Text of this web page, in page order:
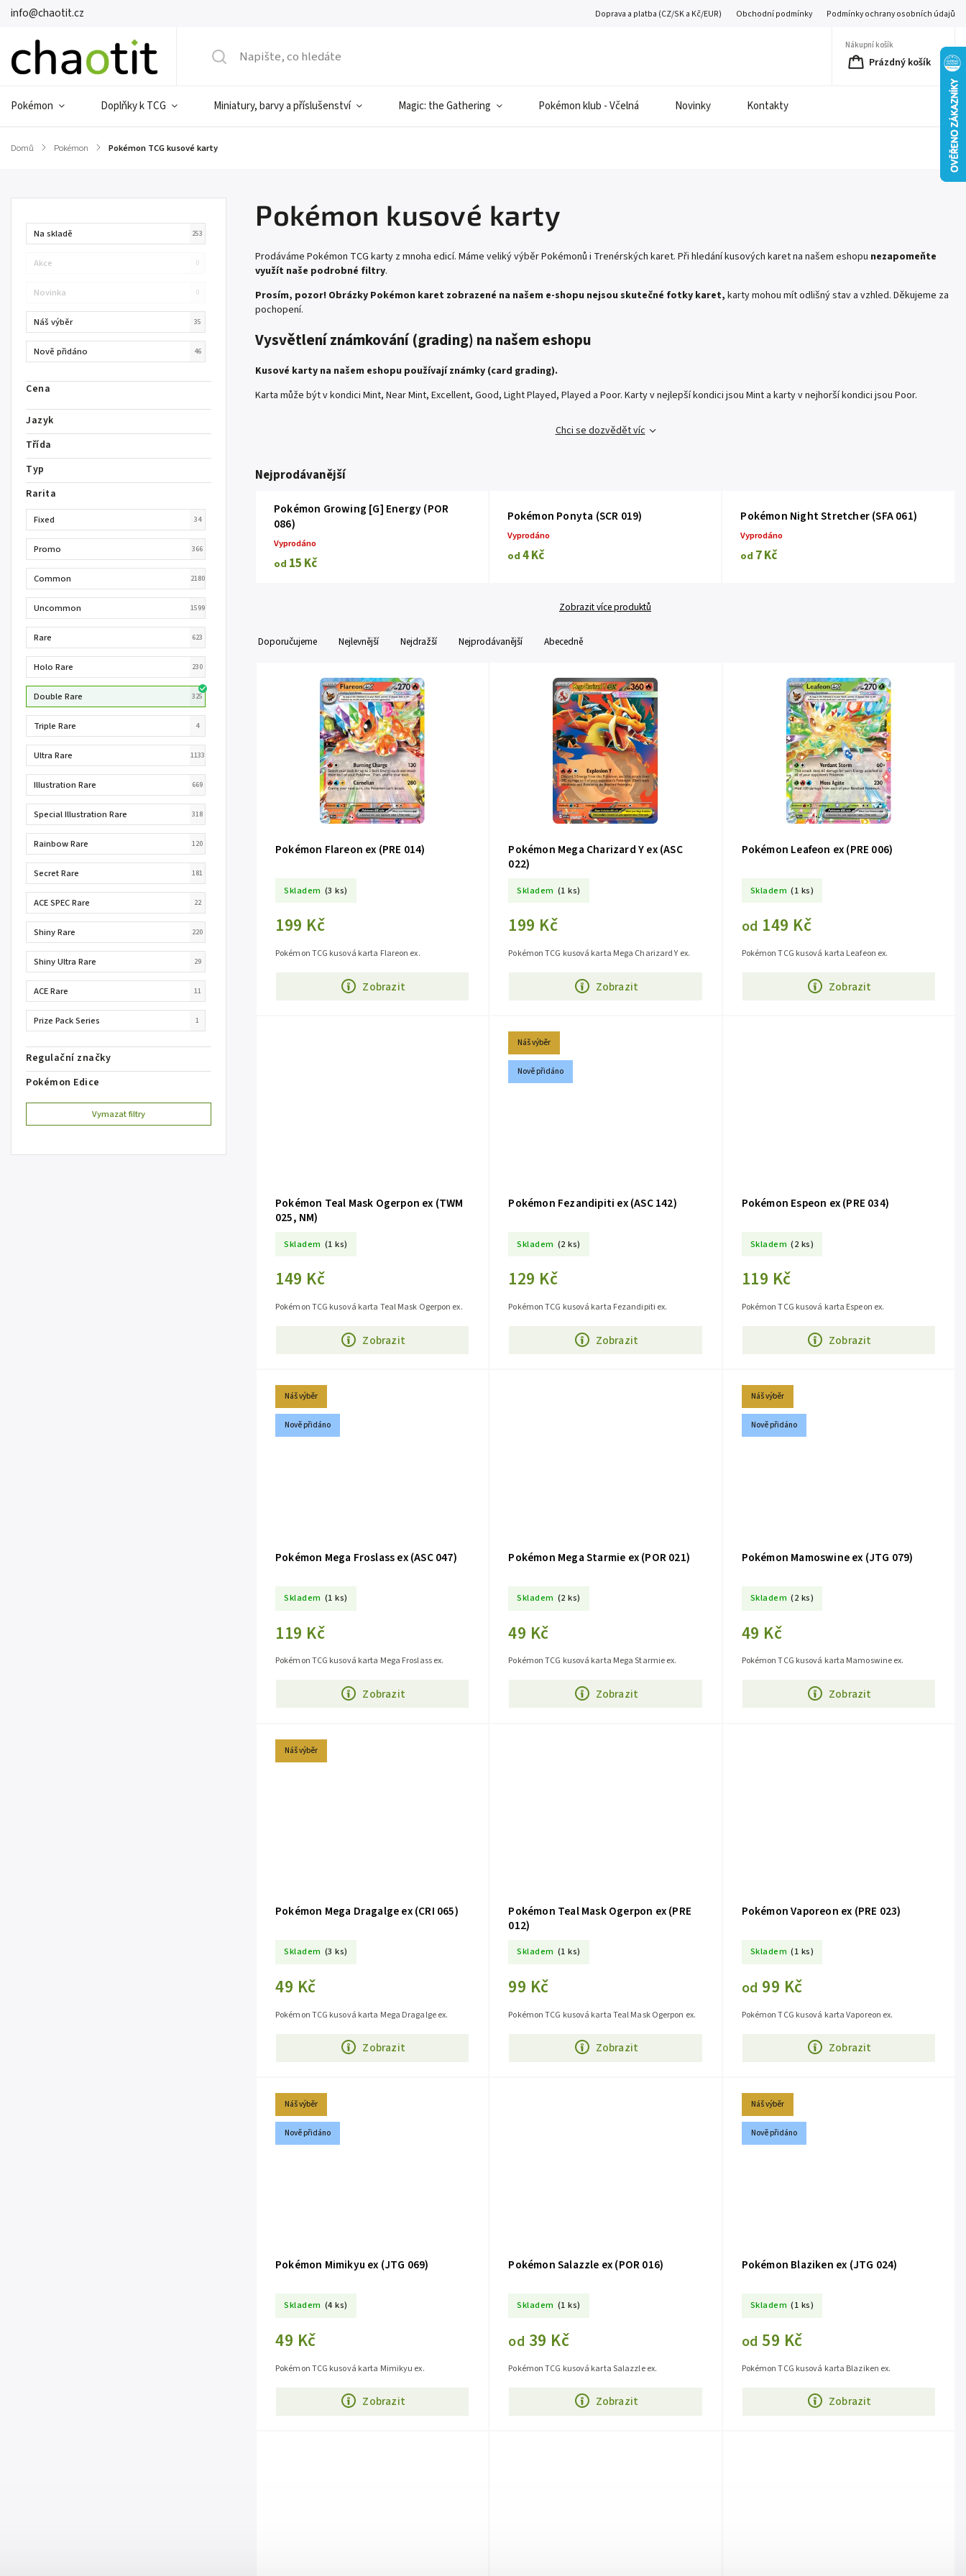
info@chaotit.cz Doprava a platba (CZ/SK a Kč/EUR) Obchodní podmínky Podmínky ochrany osobních údajů
Nákupní košík
Prázdný košík
Pokémon Doplňky k TCG Miniatury, barvy a příslušenství Magic: the Gathering Pokémon klub - Včelná Novinky Kontakty
Domů / Pokémon / Pokémon TCG kusové karty
Na skladě 253
Akce 0
Novinka 0
Náš výběr 35
Nově přidáno 46
Cena
Jazyk
Třída
Typ
Rarita
Fixed 34
Promo 366
Common 2180
Uncommon 1599
Rare 623
Holo Rare 230
Double Rare 325
Triple Rare 4
Ultra Rare 1133
Illustration Rare 669
Special Illustration Rare 318
Rainbow Rare 120
Secret Rare 181
ACE SPEC Rare 22
Shiny Rare 220
Shiny Ultra Rare 29
ACE Rare 11
Prize Pack Series 1
Regulační značky
Pokémon Edice
Vymazat filtry
Pokémon kusové karty
Prodáváme Pokémon TCG karty z mnoha edicí. Máme veliký výběr Pokémonů i Trenérských karet. Při hledání kusových karet na našem eshopu nezapomeňte
využít naše podrobné filtry.
Prosím, pozor! Obrázky Pokémon karet zobrazené na našem e-shopu nejsou skutečné fotky karet, karty mohou mít odlišný stav a vzhled. Děkujeme za
pochopení.
Vysvětlení známkování (grading) na našem eshopu
Kusové karty na našem eshopu používají známky (card grading).
Karta může být v kondici Mint, Near Mint, Excellent, Good, Light Played, Played a Poor. Karty v nejlepší kondici jsou Mint a karty v nejhorší kondici jsou Poor.
Chci se dozvědět víc
Nejprodávanější
Pokémon Growing [G] Energy (POR
086)
Vyprodáno
od 15 Kč
Pokémon Ponyta (SCR 019)
Vyprodáno
od 4 Kč
Pokémon Night Stretcher (SFA 061)
Vyprodáno
od 7 Kč
Zobrazit více produktů
Doporučujeme Nejlevnější Nejdražší Nejprodávanější Abecedně
Pokémon Flareon ex (PRE 014)
Skladem (3 ks)
199 Kč
Zobrazit
Pokémon TCG kusová karta Flareon ex.
Pokémon Mega Charizard Y ex (ASC
022)
Skladem (1 ks)
199 Kč
Zobrazit
Pokémon TCG kusová karta Mega Charizard Y ex.
Pokémon Leafeon ex (PRE 006)
Skladem (1 ks)
od 149 Kč
Zobrazit
Pokémon TCG kusová karta Leafeon ex.
Pokémon Teal Mask Ogerpon ex (TWM
025, NM)
Skladem (1 ks)
149 Kč
Zobrazit
Pokémon TCG kusová karta Teal Mask Ogerpon ex.
Náš výběr
Nově přidáno
Pokémon Fezandipiti ex (ASC 142)
Skladem (2 ks)
129 Kč
Zobrazit
Pokémon TCG kusová karta Fezandipiti ex.
Pokémon Espeon ex (PRE 034)
Skladem (2 ks)
119 Kč
Zobrazit
Pokémon TCG kusová karta Espeon ex.
Náš výběr
Nově přidáno
Pokémon Mega Froslass ex (ASC 047)
Skladem (1 ks)
119 Kč
Zobrazit
Pokémon TCG kusová karta Mega Froslass ex.
Pokémon Mega Starmie ex (POR 021)
Skladem (2 ks)
49 Kč
Zobrazit
Pokémon TCG kusová karta Mega Starmie ex.
Náš výběr
Nově přidáno
Pokémon Mamoswine ex (JTG 079)
Skladem (2 ks)
49 Kč
Zobrazit
Pokémon TCG kusová karta Mamoswine ex.
Náš výběr
Pokémon Mega Dragalge ex (CRI 065)
Skladem (3 ks)
49 Kč
Zobrazit
Pokémon TCG kusová karta Mega Dragalge ex.
Pokémon Teal Mask Ogerpon ex (PRE
012)
Skladem (1 ks)
99 Kč
Zobrazit
Pokémon TCG kusová karta Teal Mask Ogerpon ex.
Pokémon Vaporeon ex (PRE 023)
Skladem (1 ks)
od 99 Kč
Zobrazit
Pokémon TCG kusová karta Vaporeon ex.
Náš výběr
Nově přidáno
Pokémon Mimikyu ex (JTG 069)
Skladem (4 ks)
49 Kč
Zobrazit
Pokémon TCG kusová karta Mimikyu ex.
Pokémon Salazzle ex (POR 016)
Skladem (1 ks)
od 39 Kč
Zobrazit
Pokémon TCG kusová karta Salazzle ex.
Náš výběr
Nově přidáno
Pokémon Blaziken ex (JTG 024)
Skladem (1 ks)
od 59 Kč
Zobrazit
Pokémon TCG kusová karta Blaziken ex.